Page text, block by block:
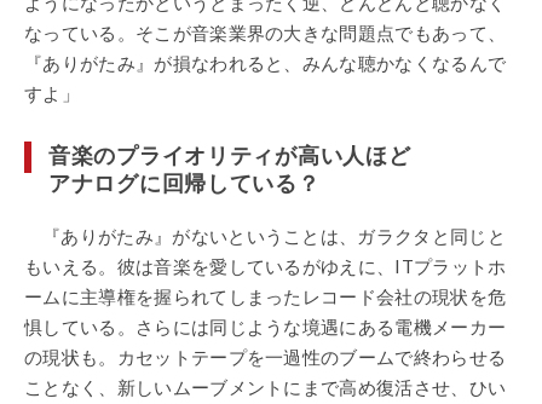
なっている。そこが音楽業界の大きな問題点でもあって、
『ありがたみ』が損なわれると、みんな聴かなくなるんで
すよ」
音楽のプライオリティが高い人ほど
アナログに回帰している？
『ありがたみ』がないということは、ガラクタと同じと
もいえる。彼は音楽を愛しているがゆえに、ITプラットホ
ームに主導権を握られてしまったレコード会社の現状を危
惧している。さらには同じような境遇にある電機メーカー
の現状も。カセットテープを一過性のブームで終わらせる
ことなく、新しいムーブメントにまで高め復活させ、ひい